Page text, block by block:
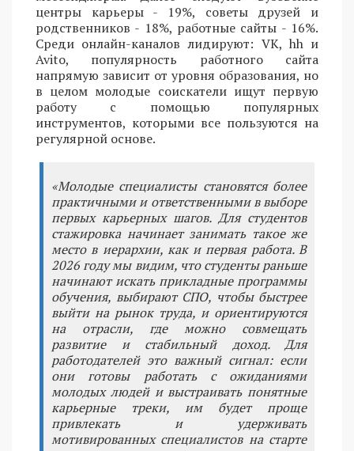
центры карьеры - 19%, советы друзей и
родственников - 18%, работные сайты - 16%.
Среди онлайн-каналов лидируют: VK, hh и
Avito, популярность работного сайта
напрямую зависит от уровня образования, но
в целом молодые соискатели ищут первую
работу с помощью популярных
инструментов, которыми все пользуются на
регулярной основе.
«Молодые специалисты становятся более
практичными и ответственными в выборе
первых карьерных шагов. Для студентов
стажировка начинает занимать такое же
место в иерархии, как и первая работа. В
2026 году мы видим, что студенты раньше
начинают искать прикладные программы
обучения, выбирают СПО, чтобы быстрее
выйти на рынок труда, и ориентируются
на отрасли, где можно совмещать
развитие и стабильный доход. Для
работодателей это важный сигнал: если
они готовы работать с ожиданиями
молодых людей и выстраивать понятные
карьерные треки, им будет проще
привлекать и удерживать
мотивированных специалистов на старте